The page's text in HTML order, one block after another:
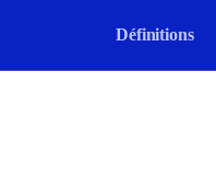
Définitions